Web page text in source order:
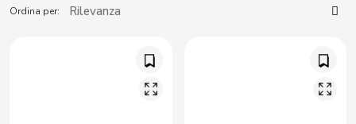
Sex Shop
Articoli per fumatori per vending
ALIVE
Ordina per: